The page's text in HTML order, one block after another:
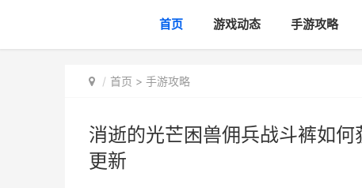
首页 游戏动态 手游攻略
首页 > 手游攻略
消逝的光芒困兽佣兵战斗裤如
更新